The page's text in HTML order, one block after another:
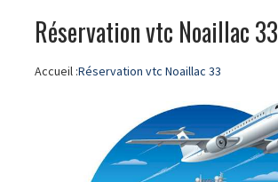
Réservation vtc Noaillac 33
Accueil :Réservation vtc Noaillac 33